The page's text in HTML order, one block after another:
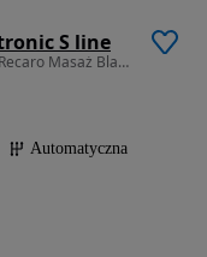
S line
1968 cm3 • 204 KM • TDI 204PS 4x4 3xS-line Recaro Masaż Black Ambient Matrix Assist FV23%
Automatyczna